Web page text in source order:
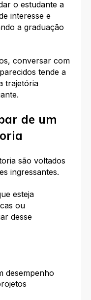
o estudante a
interesse e
a graduação
conversar com
tende a
trajetória
de um
são voltados
ingressantes.
esteja
ou
desse
desempenho